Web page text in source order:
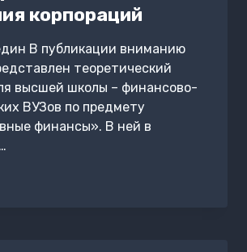
корпораций
В публикации вниманию
теоретический
высшей школы – финансово-
ВУЗов по предмету
финансы». В ней в